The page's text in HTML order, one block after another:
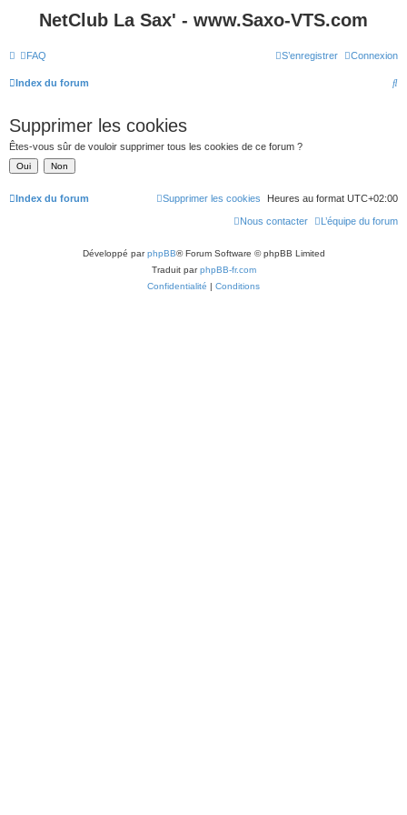
NetClub La Sax' - www.Saxo-VTS.com
FAQ Connexion
S’enregistrer
Index du forum
R
Supprimer les cookies
Êtes-vous sûr de vouloir supprimer tous les cookies de ce forum ?
Index du forum Heures au format UTC+02:00
Supprimer les cookies
L’équipe du forum
Nous contacter
Développé parphpBB® Forum Software © phpBB Limited
Traduit parphpBB-fr.com
Confidentialité | Conditions